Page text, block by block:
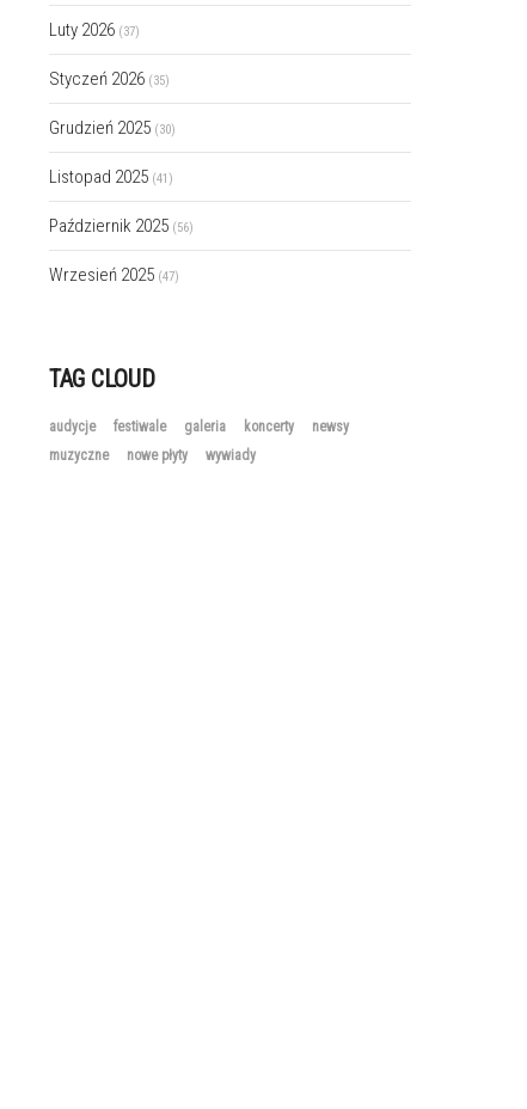
Luty 2026 (37)
Styczeń 2026 (35)
Grudzień 2025 (30)
Listopad 2025 (41)
Październik 2025 (56)
Wrzesień 2025 (47)
TAG CLOUD
audycje festiwale galeria koncerty
newsy
muzyczne
nowe płyty wywiady